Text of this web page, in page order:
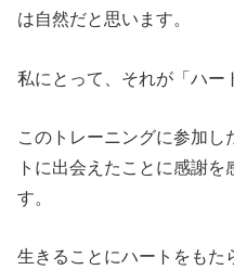
は自然だと思います。
私にとって、それが「ハー
このトレーニングに参加し
トに出会えたことに感謝
す。
生きることにハートをもた